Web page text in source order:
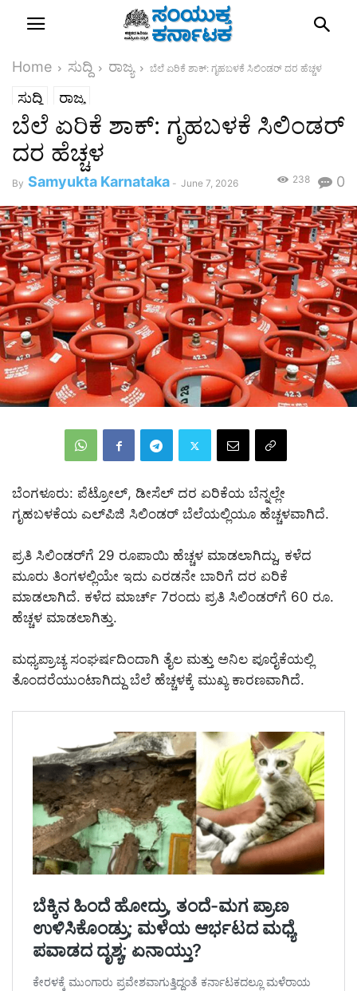
Home ಸುದ್ದಿ ರಾಜ್ಯ ಬೆಲೆ ಏರಿಕೆ ಶಾಕ್: ಗೃಹಬಳಕೆ ಸಿಲಿಂಡರ್‌ ದರ ಹೆಚ್ಚಳ
ಸುದ್ದಿ ರಾಜ್ಯ
ಬೆಲೆ ಏರಿಕೆ ಶಾಕ್: ಗೃಹಬಳಕೆ ಸಿಲಿಂಡರ್‌
ದರ ಹೆಚ್ಚಳ
By Samyukta Karnataka - June 7, 2026 0
238
ಬೆಂಗಳೂರು: ಪೆಟ್ರೋಲ್, ಡೀಸೆಲ್ ದರ ಏರಿಕೆಯ ಬೆನ್ನಲ್ಲೇ
ಗೃಹಬಳಕೆಯ ಎಲ್‌ಪಿಜಿ ಸಿಲಿಂಡ‌ರ್ ಬೆಲೆಯಲ್ಲಿಯೂ ಹೆಚ್ಚಳವಾಗಿದೆ.
ಪ್ರತಿ ಸಿಲಿಂಡರ್‌ಗೆ 29 ರೂಪಾಯಿ ಹೆಚ್ಚಳ ಮಾಡಲಾಗಿದ್ದು, ಕಳೆದ
ಮೂರು ತಿಂಗಳಲ್ಲಿಯೇ ಇದು ಎರಡನೇ ಬಾರಿಗೆ ದರ ಏರಿಕೆ
ಮಾಡಲಾಗಿದೆ. ಕಳೆದ ಮಾರ್ಚ್‌ 7ರಂದು ಪ್ರತಿ ಸಿಲಿಂಡರ್‌ಗೆ 60 ರೂ.
ಹೆಚ್ಚಳ ಮಾಡಲಾಗಿತ್ತು.
ಮಧ್ಯಪ್ರಾಚ್ಯ ಸಂಘರ್ಷದಿಂದಾಗಿ ತೈಲ ಮತ್ತು ಅನಿಲ ಪೂರೈಕೆಯಲ್ಲಿ
ತೊಂದರೆಯುಂಟಾಗಿದ್ದು ಬೆಲೆ ಹೆಚ್ಚಳಕ್ಕೆ ಮುಖ್ಯ ಕಾರಣವಾಗಿದೆ.